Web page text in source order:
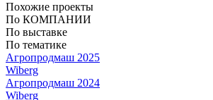
Похожие проекты
По КОМПАНИИ
По выставке
По тематике
Агропродмаш 2025
Wiberg
Агропродмаш 2024
Wiberg